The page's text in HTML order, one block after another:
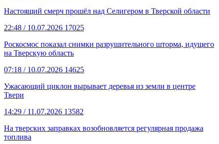
Настоящий смерч прошёл над Селигером в Тверской области
22:48 / 10.07.2026 17025
Роскосмос показал снимки разрушительного шторма, идущего
на Тверскую область
07:18 / 10.07.2026 14625
Ужасающий циклон вырывает деревья из земли в центре
Твери
14:29 / 11.07.2026 13582
На тверских заправках возобновляется регулярная продажа
топлива